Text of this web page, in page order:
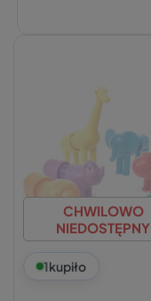
CHWILOWO
NIEDOSTĘPNY
1kupiło